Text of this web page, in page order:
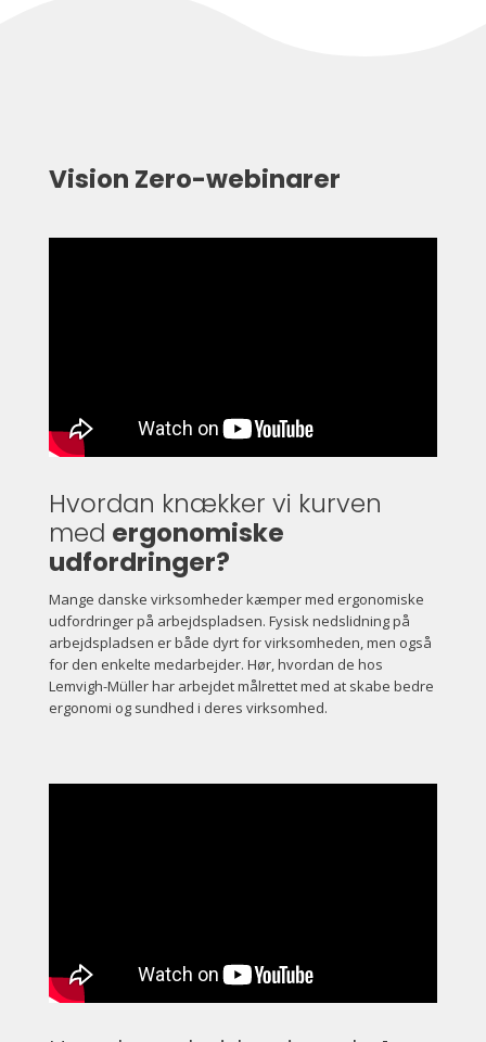
Vision Zero-webinarer
Hvordan knækker vi kurven
med ergonomiske
udfordringer?
Mange danske virksomheder kæmper med ergonomiske
udfordringer på arbejdspladsen. Fysisk nedslidning på
arbejdspladsen er både dyrt for virksomheden, men også
for den enkelte medarbejder. Hør, hvordan de hos
Lemvigh-Müller har arbejdet målrettet med at skabe bedre
ergonomi og sundhed i deres virksomhed.